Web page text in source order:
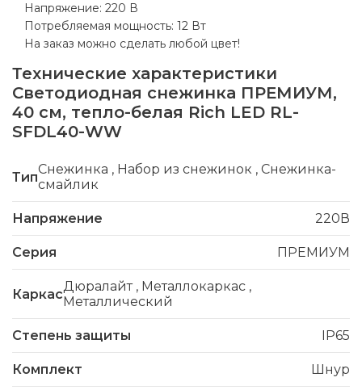
Напряжение: 220 В
Потребляемая мощность: 12 Вт
На заказ можно сделать любой цвет!
Технические характеристики
Светодиодная снежинка ПРЕМИУМ,
40 см, тепло-белая Rich LED RL-
SFDL40-WW
ТипСнежинка , Набор из снежинок , Снежинка-
смайлик
Напряжение 220В
Серия ПРЕМИУМ
КаркасДюралайт, Металлокаркас ,
Металлический
Степень защиты IP65
Комплект Шнур